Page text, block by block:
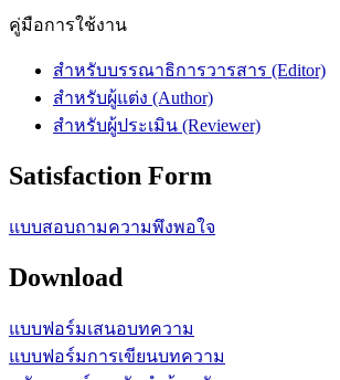
คู่มือการใช้งาน
สําหรับบรรณาธิการวารสาร (Editor)
สําหรับผู้แต่ง (Author)
สําหรับผู้ประเมิน (Reviewer)
Satisfaction Form
แบบสอบถามความพึงพอใจ
Download
แบบฟอร์มเสนอบทความ
แบบฟอร์มการเขียนบทความ